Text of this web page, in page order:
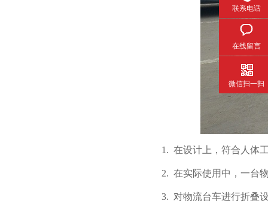
1. 在设计上，符合人体
2. 在实际使用中，一台
3. 对物流台车进行折叠设
联系电话
在线留言
微信扫一扫